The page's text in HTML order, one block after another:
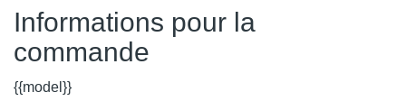
Informations pour la
commande
{{model}}